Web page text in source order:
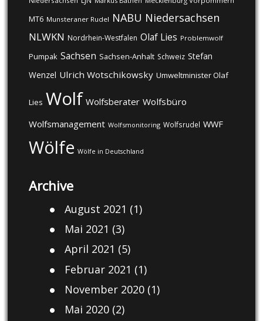
MT6 Munsteraner Rudel NABU Niedersachsen
NLWKN Nordrhein-Westfalen Olaf Lies Problemwolf
Pumpak Sachsen Sachsen-Anhalt Schweiz Stefan
Wenzel Ulrich Wotschikowsky Umweltminister Olaf
Lies Wolf Wolfsberater Wolfsbüro
Wolfsmanagement Wolfsmonitoring Wolfsrudel WWF
Wölfe Wölfe in Deutschland
Archive
August 2021 (1)
Mai 2021 (3)
April 2021 (5)
Februar 2021 (1)
November 2020(1)
Mai 2020(2)